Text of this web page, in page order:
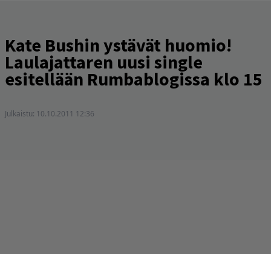
Kate Bushin ystävät huomio!
Laulajattaren uusi single
esitellään Rumbablogissa klo 15
Julkaistu: 10.10.2011 12:36